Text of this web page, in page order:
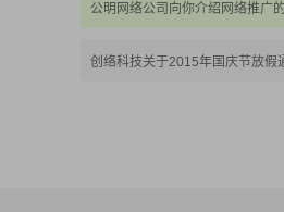
公明网络公司向你介绍网络推广
创络科技关于2015年国庆节放假